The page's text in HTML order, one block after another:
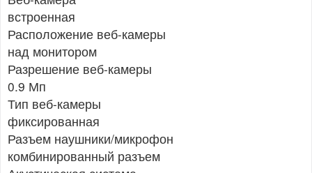
встроенная
Расположение веб-камеры
над монитором
Разрешение веб-камеры
0.9 Мп
Тип веб-камеры
фиксированная
Разъем наушники/микрофон
комбинированный разъем